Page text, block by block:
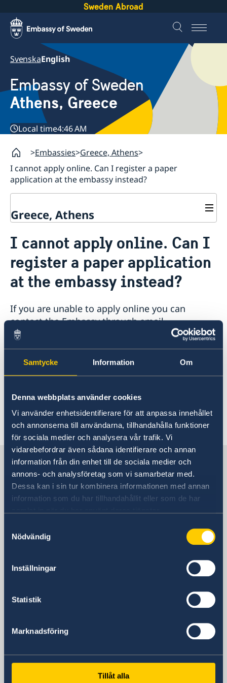
Samtycke Information Om
Denna webbplats använder cookies
Vi använder enhetsidentifierare för att anpassa innehållet
och annonserna till användarna, tillhandahålla funktioner
för sociala medier och analysera vår trafik. Vi
vidarebefordrar även sådana identifierare och annan
information från din enhet till de sociala medier och
annons- och analysföretag som vi samarbetar med.
Dessa kan i sin tur kombinera informationen med annan
information som du har tillhandahållit eller som de har
Nödvändig
Inställningar
Statistik
Marknadsföring
Tillåt alla
Sweden Abroad
SvenskaEnglish
Embassy of Sweden
Athens, Greece
Local time4:46 AM
Embassies Greece, Athens
I cannot apply online. Can I register a paper
application at the embassy instead?
Greece, Athens
About us
Data Protection Policy (GDPR)
Available position
Current
News
applications
ACEO-speech
I cannot apply online. Can I
register a paper application
at the embassy instead?
If you are unable to apply online you can
contact the Embassy through email
migration.athen@gov.se
or during telephone
hours for migration issues in order to book an
appointment for registration of a paper
application. Please note that a paper
for reaching a decision.
Last updated 15 Nov 2021, 4.10 PM
Sweden in Greece
Embassy
Visiting address
Athens
Embassy of Sweden
106 74 Athens
Greece
Telephone number
Migration telephone number
+30-210-7266 180